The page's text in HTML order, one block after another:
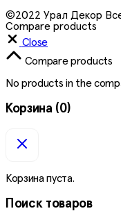
©2022 Урал Декор
Compare products
Close
Compare products
No products in the
Корзина (0)
Корзина пуста.
Поиск товаров